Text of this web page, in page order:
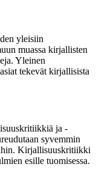
yleisiin
muassa kirjallisten
Yleinen
tekevät kirjallisista
ja -
syvemmin
Kirjallisuuskritiikki
esille tuomisessa.